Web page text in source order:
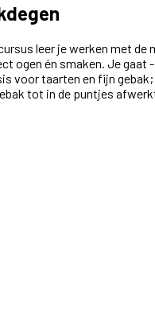
leer je werken met
ogen én smaken. Je
voor taarten en fijn
tot in de puntjes